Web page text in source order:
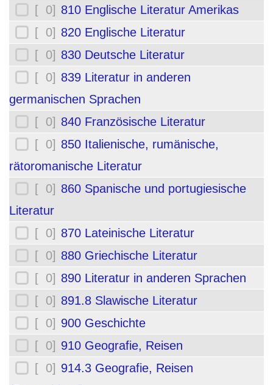
[ 0] 810 Englische Literatur Amerikas
[ 0] 820 Englische Literatur
[ 0] 830 Deutsche Literatur
[ 0] 839 Literatur in anderen
germanischen Sprachen
[ 0] 840 Französische Literatur
[ 0] 850 Italienische, rumänische,
rätoromanische Literatur
[ 0] 860 Spanische und portugiesische
Literatur
[ 0] 870 Lateinische Literatur
[ 0] 880 Griechische Literatur
[ 0] 890 Literatur in anderen Sprachen
[ 0] 891.8 Slawische Literatur
[ 0] 900 Geschichte
[ 0] 910 Geografie, Reisen
[ 0] 914.3 Geografie, Reisen